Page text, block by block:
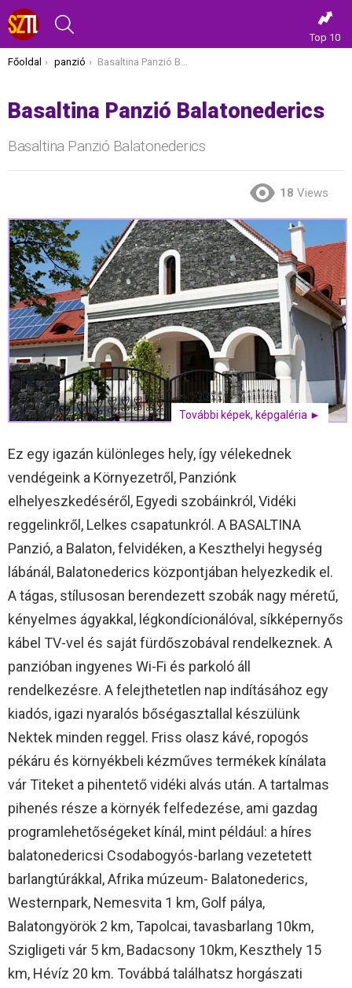
Top 10
Itt vagy most:
Főoldal panzió Basaltina Panzió Balatonederics
Basaltina Panzió Balatonederics
Basaltina Panzió Balatonederics
18 Views
További képek, képgaléria ►
Ez egy igazán különleges hely, így vélekednek
vendégeink a Környezetről, Panziónk
elhelyeszkedéséről, Egyedi szobáinkról, Vidéki
reggelinkről, Lelkes csapatunkról. A BASALTINA
Panzió, a Balaton, felvidéken, a Keszthelyi hegység
lábánál, Balatonederics központjában helyezkedik el.
A tágas, stílusosan berendezett szobák nagy méretű,
kényelmes ágyakkal, légkondícionálóval, síkképernyős
kábel TV-vel és saját fürdőszobával rendelkeznek. A
panzióban ingyenes Wi-Fi és parkoló áll
rendelkezésre. A felejthetetlen nap indításához egy
kiadós, igazi nyaralós bőségasztallal készülünk
Nektek minden reggel. Friss olasz kávé, ropogós
pékáru és környékbeli kézműves termékek kínálata
vár Titeket a pihentető vidéki alvás után. A tartalmas
pihenés része a környék felfedezése, ami gazdag
programlehetőségeket kínál, mint például: a híres
balatonedericsi Csodabogyós-barlang vezetetett
barlangtúrákkal, Afrika múzeum- Balatonederics,
Westernpark, Nemesvita 1 km, Golf pálya,
Balatongyörök 2 km, Tapolcai, tavasbarlang 10km,
Szigligeti vár 5 km, Badacsony 10km, Keszthely 15
km, Hévíz 20 km. Továbbá találhatsz horgászati